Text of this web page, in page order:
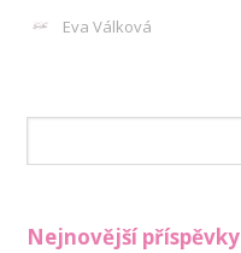
Eva Válková
Nejnovější příspěvky